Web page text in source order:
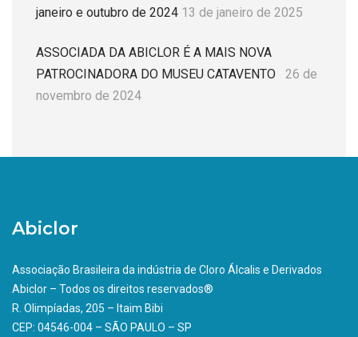
janeiro e outubro de 2024 13 de janeiro de 2025
ASSOCIADA DA ABICLOR É A MAIS NOVA
PATROCINADORA DO MUSEU CATAVENTO
26 de
novembro de 2024
Abiclor
Associação Brasileira da indústria de Cloro Álcalis e Derivados
Abiclor – Todos os direitos reservados®
R. Olimpíadas, 205 – Itaim Bibi
CEP: 04546-004 – SÃO PAULO – SP